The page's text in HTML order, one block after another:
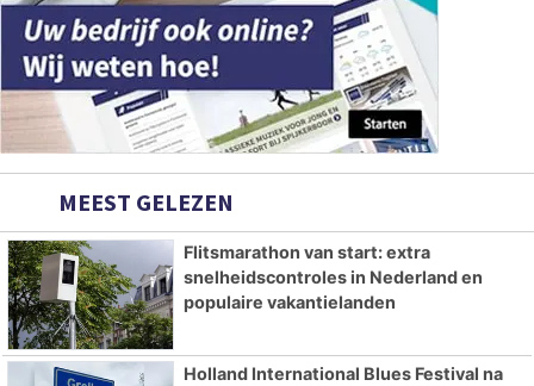
MEEST GELEZEN
Flitsmarathon van start: extra
snelheidscontroles in Nederland en
populaire vakantielanden
Holland International Blues Festival na